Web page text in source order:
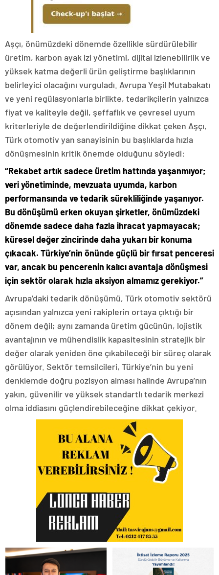
Aşçı, önümüzdeki dönemde özellikle sürdürülebilir
üretim, karbon ayak izi yönetimi, dijital izlenebilirlik ve
yüksek katma değerli ürün geliştirme başlıklarının
belirleyici olacağını vurguladı. Avrupa Yeşil Mutabakatı
ve yeni regülasyonlarla birlikte, tedarikçilerin yalnızca
fiyat ve kaliteyle değil, şeffaflık ve çevresel uyum
kriterleriyle de değerlendirildiğine dikkat çeken Aşçı,
Türk otomotiv yan sanayisinin bu başlıklarda hızla
dönüşmesinin kritik önemde olduğunu söyledi:
“Rekabet artık sadece üretim hattında yaşanmıyor;
veri yönetiminde, mevzuata uyumda, karbon
performansında ve tedarik sürekliliğinde yaşanıyor.
Bu dönüşümü erken okuyan şirketler, önümüzdeki
dönemde sadece daha fazla ihracat yapmayacak;
küresel değer zincirinde daha yukarı bir konuma
çıkacak. Türkiye’nin önünde güçlü bir fırsat penceresi
var, ancak bu pencerenin kalıcı avantaja dönüşmesi
için sektör olarak hızla aksiyon almamız gerekiyor.”
Avrupa’daki tedarik dönüşümü, Türk otomotiv sektörü
açısından yalnızca yeni rakiplerin ortaya çıktığı bir
dönem değil; aynı zamanda üretim gücünün, lojistik
avantajının ve mühendislik kapasitesinin stratejik bir
değer olarak yeniden öne çıkabileceği bir süreç olarak
görülüyor. Sektör temsilcileri, Türkiye’nin bu yeni
denklemde doğru pozisyon alması halinde Avrupa’nın
yakın, güvenilir ve yüksek standartlı tedarik merkezi
olma iddiasını güçlendirebileceğine dikkat çekiyor.